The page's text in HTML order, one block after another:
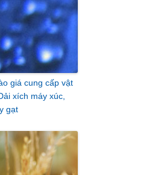
giá cung cấp vật
xích máy xúc,
gạt